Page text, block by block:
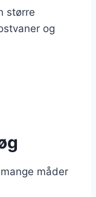
større
og
måder